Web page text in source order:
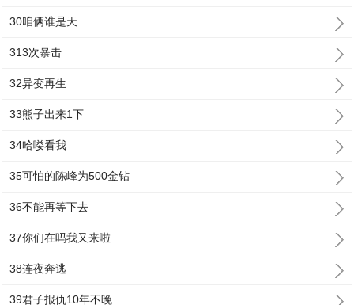
30咱俩谁是天
313次暴击
32异变再生
33熊子出来1下
34哈喽看我
35可怕的陈峰为500金钻
36不能再等下去
37你们在吗我又来啦
38连夜奔逃
39君子报仇10年不晚